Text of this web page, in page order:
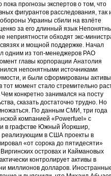
прогнозы экспертов о том, что
фигурантов расследования, так
Украины сбили на взлёте
за его длинный язык
неприятности обходят экс-
и мощной поддержке. Начал
одним из топ-менеджеров РАО
главы корпорации Анатолия
непонятными источниками
и были сформированы активы
момент стало стремительно
конкретно занимался на посту
сказать достаточно трудно. Но
По данным СМИ, три года
компанией «Powerfuel» с
в графстве Южный Йоркшир,
реализующим в США проекты в
«от сорока до пятидесяти»
островах и Каймановых
контролирует активы в
миллионов долларов.